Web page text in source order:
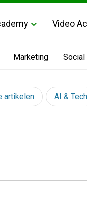
Video
Marketing Social
artikelen AI & Tech